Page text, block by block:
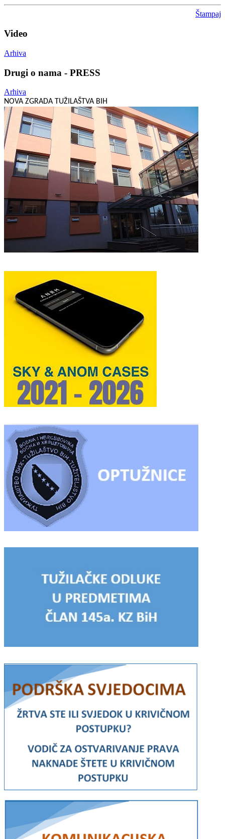
Štampaj
Video
Arhiva
Drugi o nama - PRESS
Arhiva
NOVA ZGRADA TUŽILAŠTVA BIH